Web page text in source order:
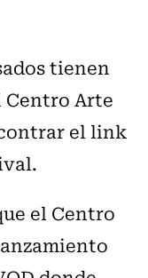
tienen
Centro Arte
el link
el Centro